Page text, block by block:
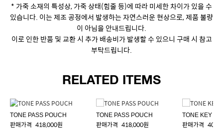
* 가죽 소재의 특성상, 가죽 상태(힘줄 등)에 따라 미세한 차이가 있을 수
있습니다. 이는 제조 공정에서 발생하는 자연스러운 현상으로, 제품 불량
이 아님을 안내드립니다.
이로 인한 반품 및 교환 시 추가 배송비가 발생할 수 있으니 구매 시 참고
부탁드립니다.
RELATED ITEMS
TONE PASS POUCH
판매가격 418,000원
TONE PASS POUCH
판매가격 418,000원
TONE KEY
판매가격